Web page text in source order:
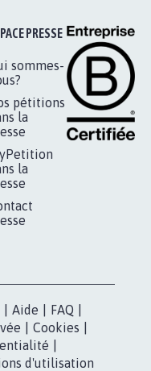
PRESSE
sommes-
pétitions
la
la
Aide FAQ
Cookies
d'utilisation